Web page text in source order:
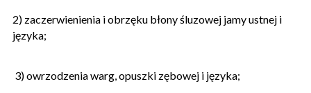
2) zaczerwienienia i obrzęku błony śluzowej jamy ustnej i
języka;
3) owrzodzenia warg, opuszki zębowej i języka;